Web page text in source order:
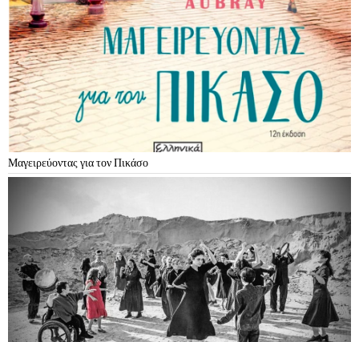
Μαγειρεύοντας για τον Πικάσο